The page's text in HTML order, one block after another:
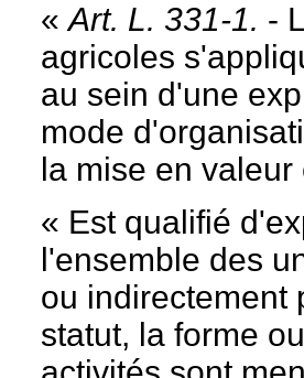
«Art. L. 331-1. -
agricoles
au sein d'une
mode
la mise en
« Est qualifié
l'ensemble des
ou indirectement
statut, la forme